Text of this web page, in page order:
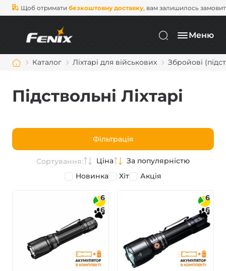
Щоб отримати безкоштовну доставку, вам залишилось
Меню
Каталог Ліхтарі для військових Збройові
Підствольні Ліхтарі
Фільтрація
Сортування: Ціна
За популярністю
Новинка
Хіт Акція
6
6
6
6